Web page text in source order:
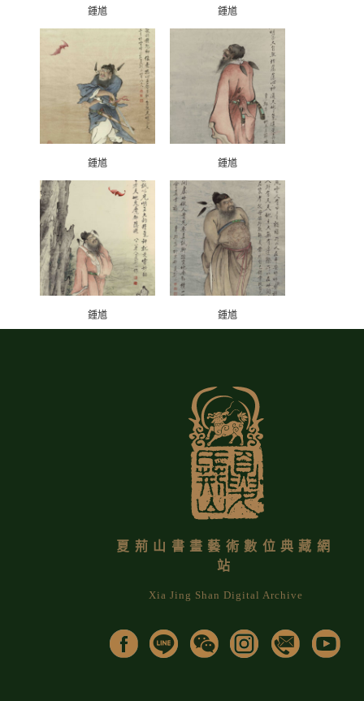
鍾馗 鍾馗
鍾馗 鍾馗
鍾馗 鍾馗
夏荊山書畫藝術數位典藏網
站
Xia Jing Shan Digital Archive